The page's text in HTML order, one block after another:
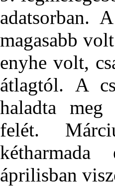
adatsorban.
magasabb
enyhe volt,
átlagtól. A
haladta meg
felét.
áprilisban